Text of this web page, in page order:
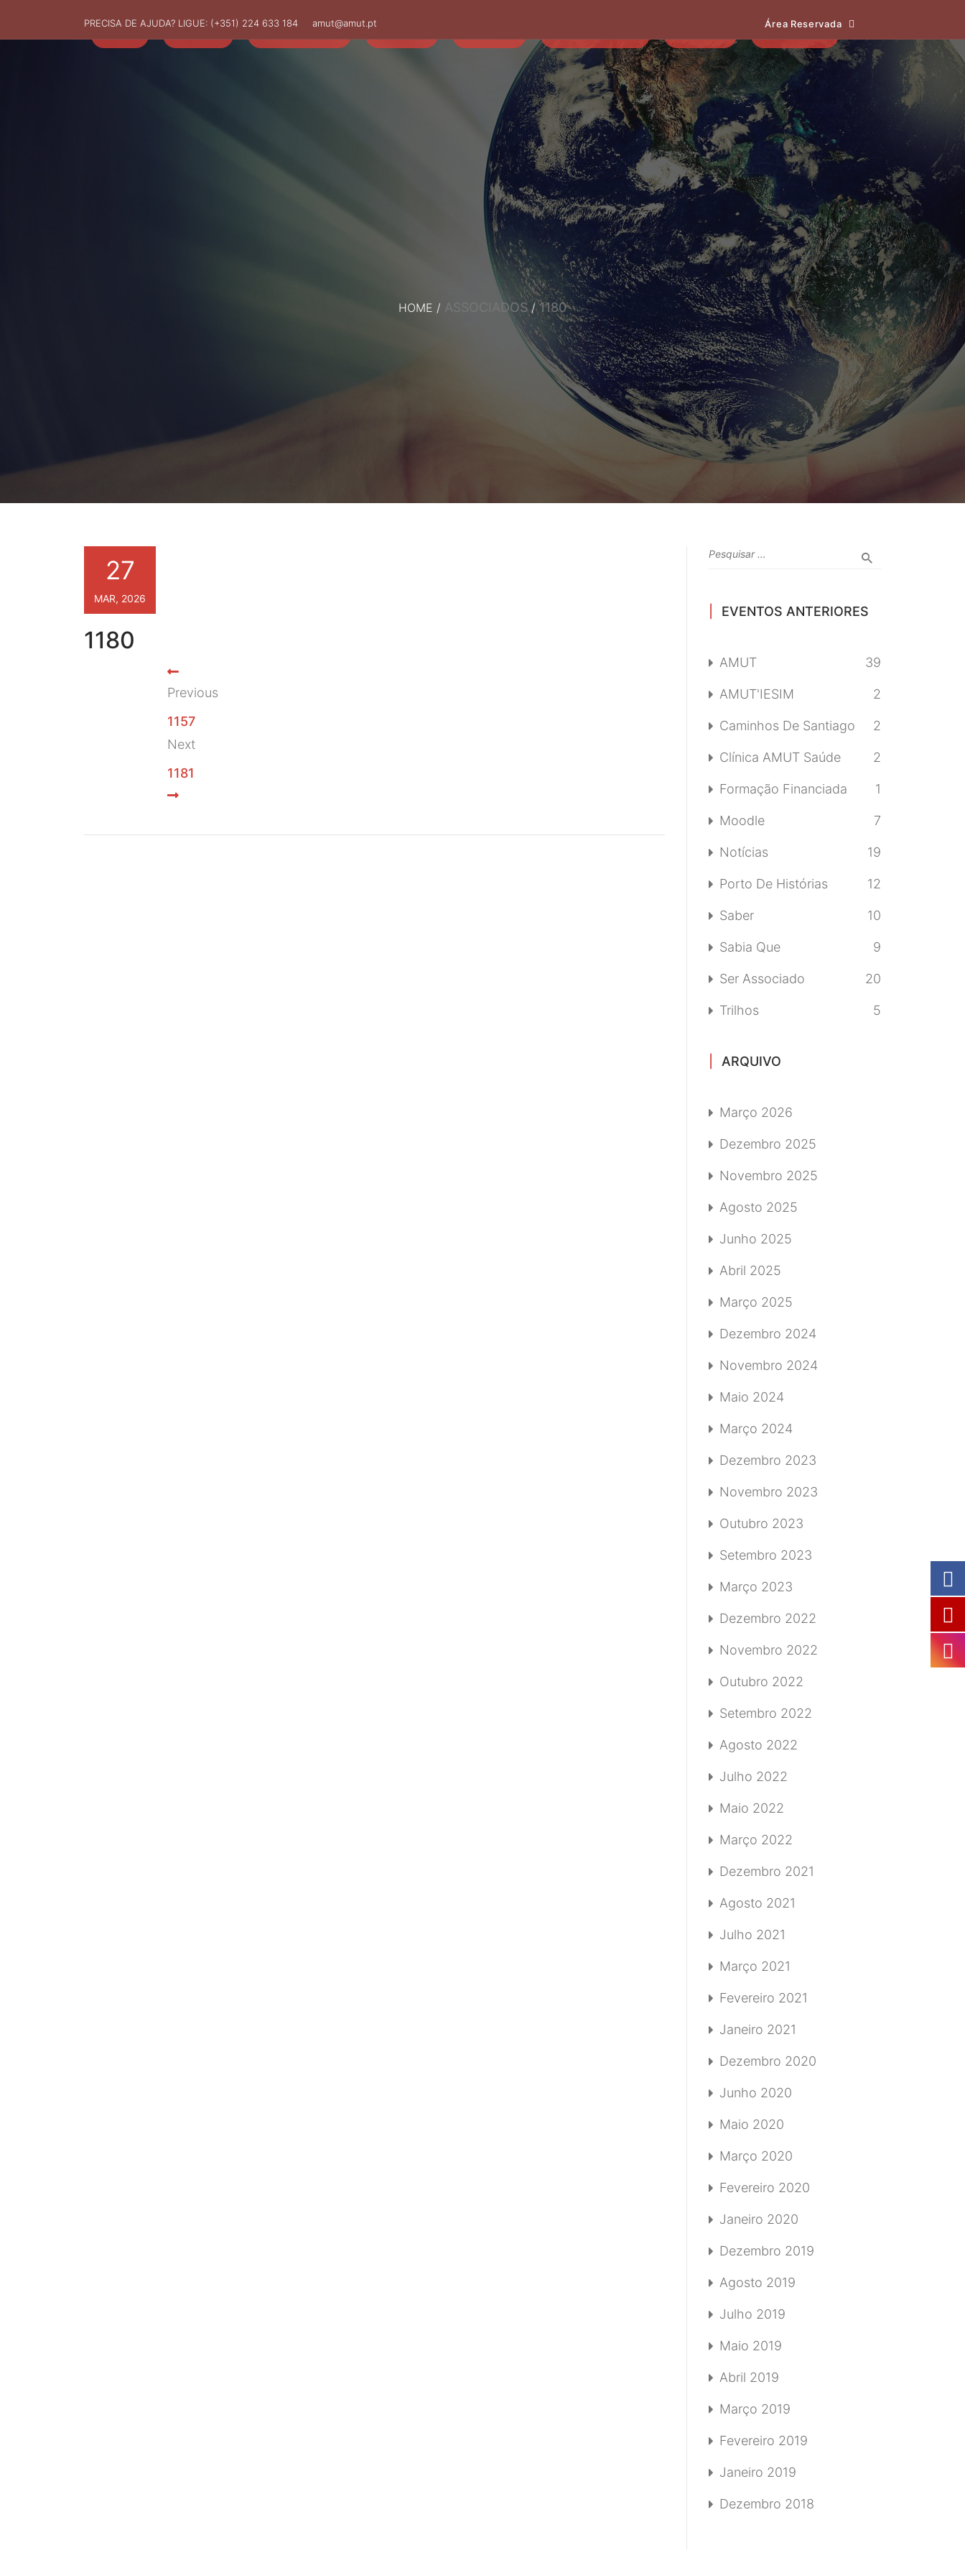
PRECISA DE AJUDA? LIGUE: (+351) 224 633 184 amut@amut.pt
Área Reservada
HOME / ASSOCIADOS / 1180
1180
27
MAR, 2026
Previous
1157
Next
1181
EVENTOS ANTERIORES
AMUT 39
AMUT'IESIM 2
Caminhos De Santiago 2
Clínica AMUT Saúde 2
Formação Financiada 1
Moodle 7
Notícias 19
Porto De Histórias 12
Saber 10
Sabia Que 9
Ser Associado 20
Trilhos 5
ARQUIVO
Março 2026
Dezembro 2025
Novembro 2025
Agosto 2025
Junho 2025
Abril 2025
Março 2025
Dezembro 2024
Novembro 2024
Maio 2024
Março 2024
Dezembro 2023
Novembro 2023
Outubro 2023
Setembro 2023
Março 2023
Dezembro 2022
Novembro 2022
Outubro 2022
Setembro 2022
Agosto 2022
Julho 2022
Maio 2022
Março 2022
Dezembro 2021
Agosto 2021
Julho 2021
Março 2021
Fevereiro 2021
Janeiro 2021
Dezembro 2020
Junho 2020
Maio 2020
Março 2020
Fevereiro 2020
Janeiro 2020
Dezembro 2019
Agosto 2019
Julho 2019
Maio 2019
Abril 2019
Março 2019
Fevereiro 2019
Janeiro 2019
Dezembro 2018